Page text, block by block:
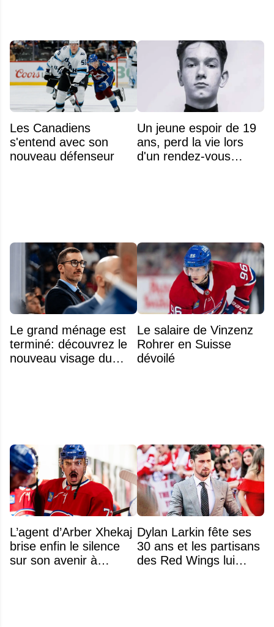
Les Canadiens
s'entend avec son
nouveau défenseur
Un jeune espoir de 19
ans, perd la vie lors
d'un rendez-vous
Le grand ménage est
terminé: découvrez le
nouveau visage du
Le salaire de Vinzenz
Rohrer en Suisse
dévoilé
L’agent d’Arber Xhekaj
brise enfin le silence
sur son avenir à
Dylan Larkin fête ses
30 ans et les partisans
des Red Wings lui